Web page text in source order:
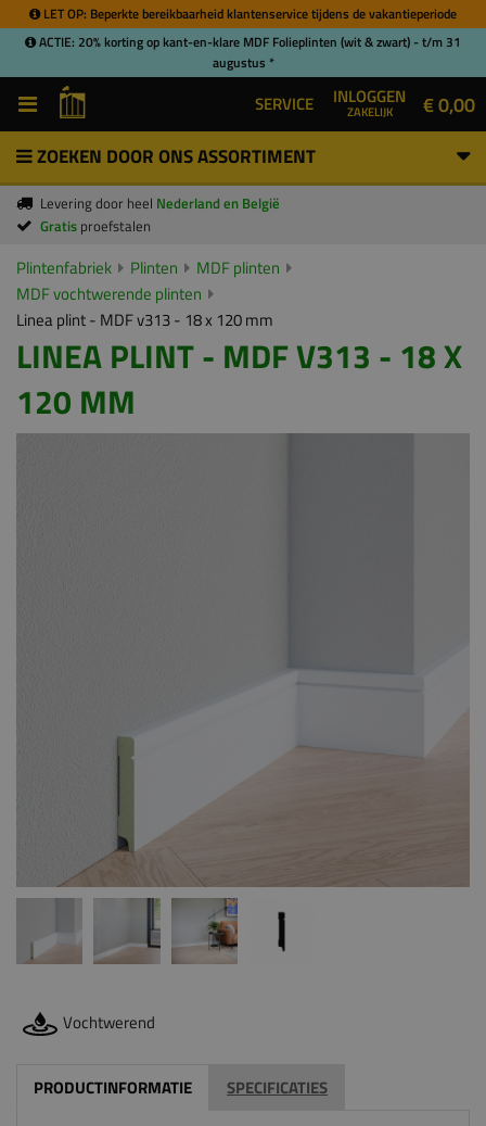
LET OP: Beperkte bereikbaarheid klantenservice tijdens de vakantieperiode
ACTIE: 20% korting op kant-en-klare MDF Folieplinten (wit & zwart) - t/m 31
augustus *
SERVICE INLOGGEN
ZAKELIJK € 0,00
ZOEKEN DOOR ONS ASSORTIMENT
Levering door heel Nederland en België
Gratis proefstalen
Plintenfabriek Plinten
MDF plinten
MDF vochtwerende plinten
Linea plint - MDF v313 - 18 x 120 mm
LINEA PLINT - MDF V313 - 18 X
120 MM
Vochtwerend
PRODUCTINFORMATIE SPECIFICATIES